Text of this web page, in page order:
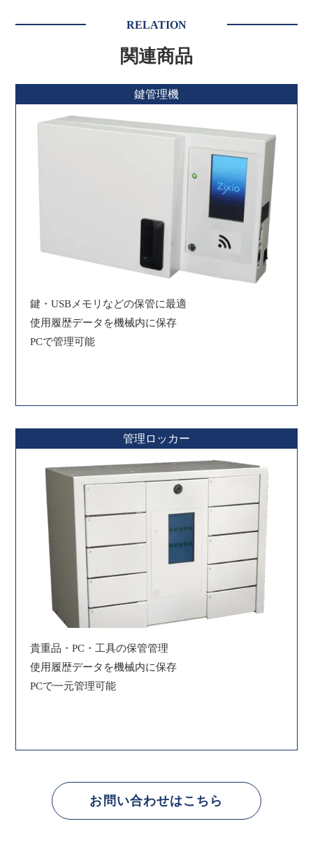
RELATION
関連商品
鍵管理機
鍵・USBメモリなどの保管に最適
使用履歴データを機械内に保存
PCで管理可能
管理ロッカー
貴重品・PC・工具の保管管理
使用履歴データを機械内に保存
PCで一元管理可能
お問い合わせはこちら